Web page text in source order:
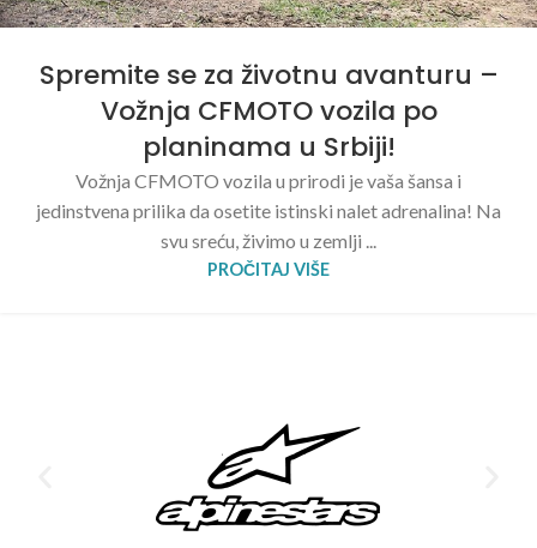
Spremite se za životnu avanturu –
Vožnja CFMOTO vozila po
planinama u Srbiji!
Vožnja CFMOTO vozila u prirodi je vaša šansa i
jedinstvena prilika da osetite istinski nalet adrenalina! Na
svu sreću, živimo u zemlji ...
PROČITAJ VIŠE